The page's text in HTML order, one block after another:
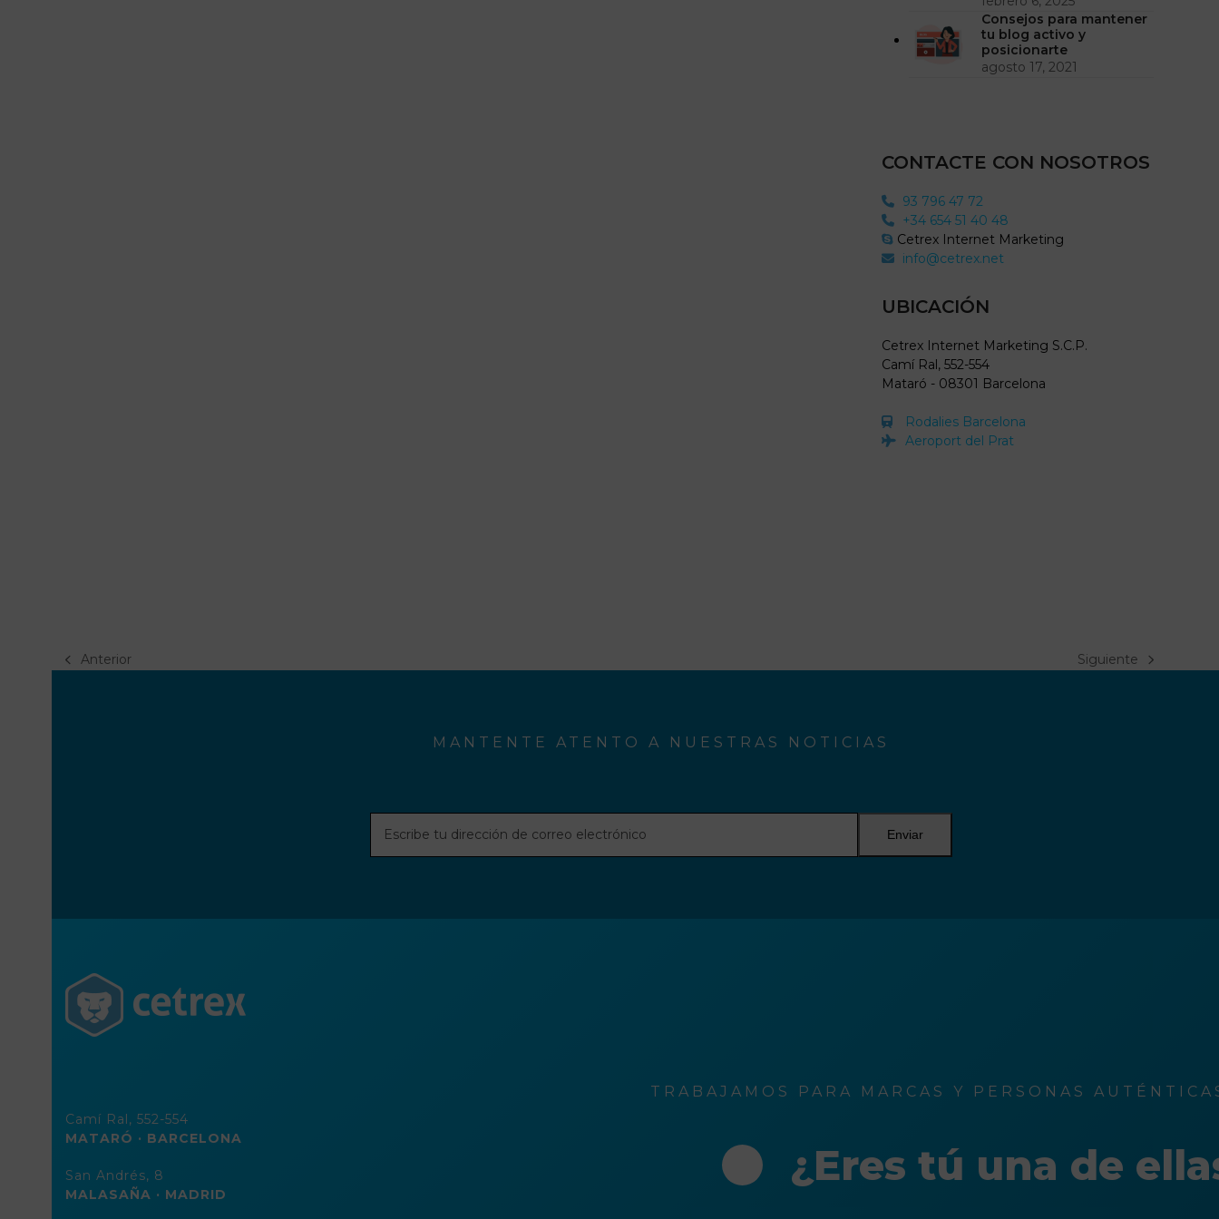
Consejos para mantener
tu blog activo y
posicionarte
agosto 17, 2021
CONTACTE CON NOSOTROS
93 796 47 72
+34 654 51 40 48
Cetrex Internet Marketing
info@cetrex.net
UBICACIÓN
Cetrex Internet Marketing S.C.P.
Camí Ral, 552-554
Mataró - 08301 Barcelona
Rodalies Barcelona
Aeroport del Prat
previous
Anterior
next
Siguiente
MANTENTE ATENTO A NUESTRAS NOTICIAS
dirección
Enviar
Camí Ral, 552-554
MATARÓ · BARCELONA
San Andrés, 8
MALASAÑA · MADRID
TRABAJAMOS PARA MARCAS Y PERSONAS
¿Eres tú una de